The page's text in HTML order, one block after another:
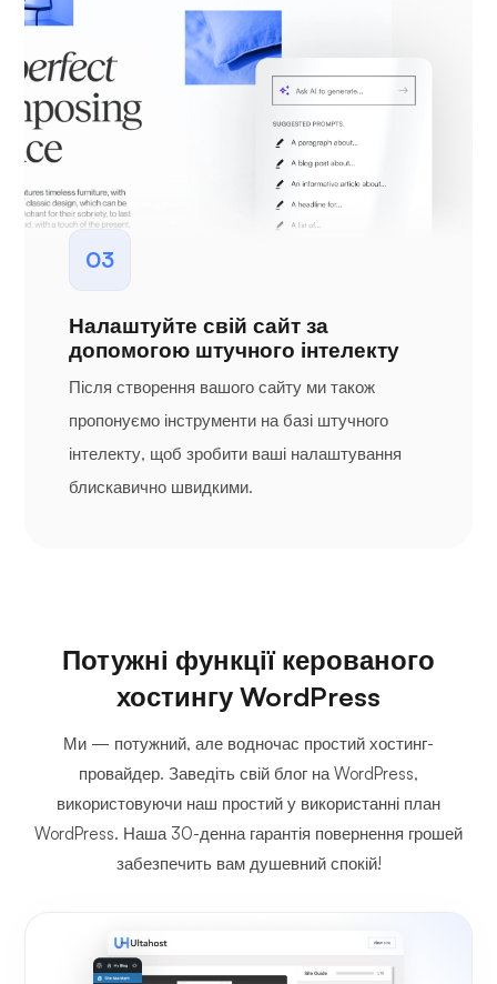
03
Налаштуйте свій сайт за
допомогою штучного інтелекту
Після створення вашого сайту ми також
пропонуємо інструменти на базі штучного
інтелекту, щоб зробити ваші налаштування
блискавично швидкими.
Потужні функції керованого
хостингу WordPress
Ми — потужний, але водночас простий хостинг-
провайдер. Заведіть свій блог на WordPress,
використовуючи наш простий у використанні план
WordPress. Наша 30-денна гарантія повернення грошей
забезпечить вам душевний спокій!